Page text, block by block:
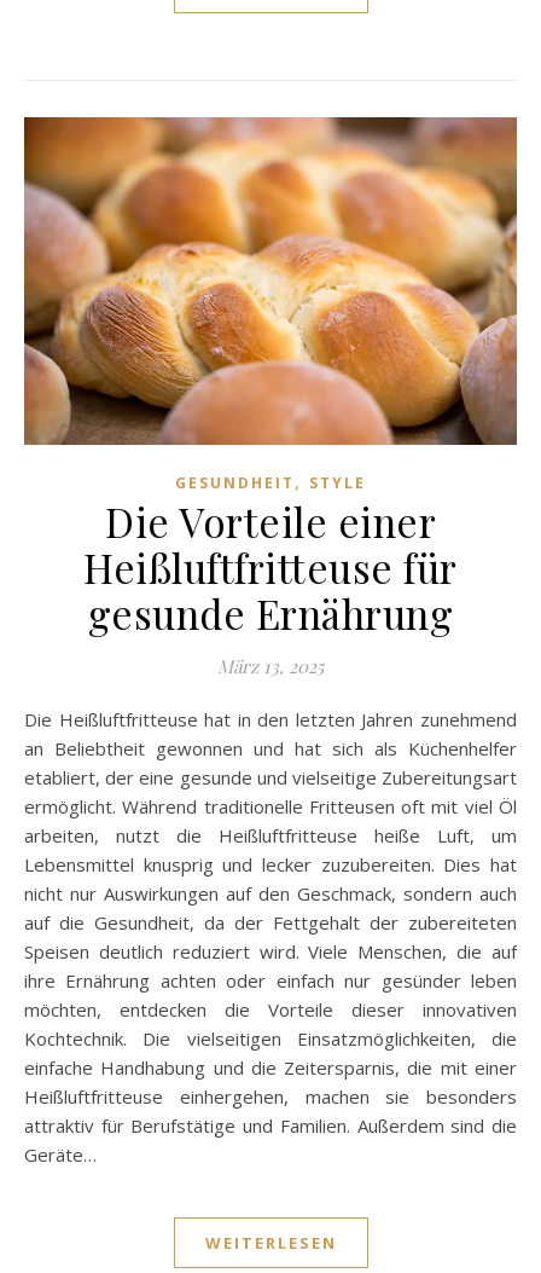
GESUNDHEIT , STYLE
Die Vorteile einer
Heißluftfritteuse für
gesunde Ernährung
März 13, 2025
Die Heißluftfritteuse hat in den letzten Jahren zunehmend
an Beliebtheit gewonnen und hat sich als Küchenhelfer
etabliert, der eine gesunde und vielseitige Zubereitungsart
ermöglicht. Während traditionelle Fritteusen oft mit viel Öl
arbeiten, nutzt die Heißluftfritteuse heiße Luft, um
Lebensmittel knusprig und lecker zuzubereiten. Dies hat
nicht nur Auswirkungen auf den Geschmack, sondern auch
auf die Gesundheit, da der Fettgehalt der zubereiteten
Speisen deutlich reduziert wird. Viele Menschen, die auf
ihre Ernährung achten oder einfach nur gesünder leben
möchten, entdecken die Vorteile dieser innovativen
Kochtechnik. Die vielseitigen Einsatzmöglichkeiten, die
einfache Handhabung und die Zeitersparnis, die mit einer
Heißluftfritteuse einhergehen, machen sie besonders
attraktiv für Berufstätige und Familien. Außerdem sind die
Geräte…
WEITERLESEN